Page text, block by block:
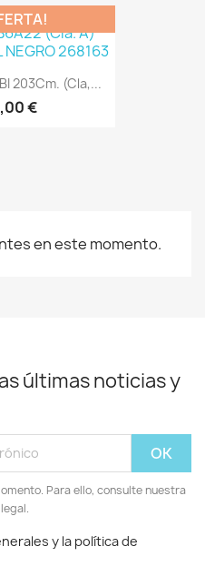
203Cm. (Cla,...
€
en este momento.
últimas noticias y
Para ello, consulte nuestra
y la política de